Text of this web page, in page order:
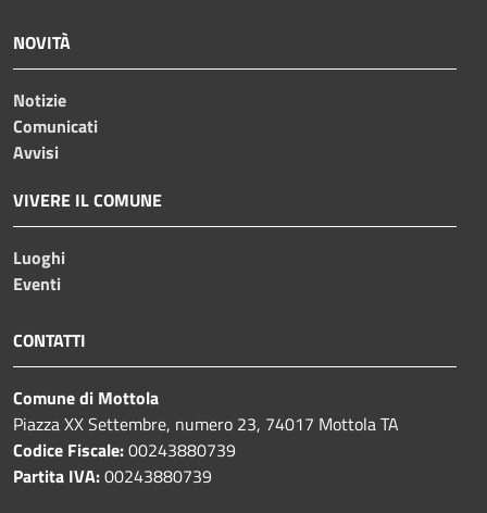
NOVITÀ
Notizie
Comunicati
Avvisi
VIVERE IL COMUNE
Luoghi
Eventi
CONTATTI
Comune di Mottola
Piazza XX Settembre, numero 23, 74017 Mottola TA
Codice Fiscale:00243880739
Partita IVA:00243880739